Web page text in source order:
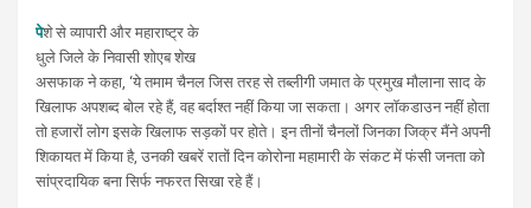
पेशे से व्यापारी और महाराष्ट्र के
धुले जिले के निवासी शोएब शेख
असफाक ने कहा, ‘ये तमाम चैनल जिस तरह से तब्लीगी जमात के प्रमुख मौलाना साद के
खिलाफ अपशब्द बोल रहे हैं, वह बर्दाश्त नहीं किया जा सकता। अगर लॉकडाउन नहीं होता
तो हजारों लोग इसके खिलाफ सड़कों पर होते। इन तीनों चैनलों जिनका जिक्र मैंने अपनी
शिकायत में किया है, उनकी ​खबरें रातों दिन कोरोना महामारी के संकट में फंसी जनता को
सांप्रदायिक बना सिर्फ नफरत सिखा रहे हैं।